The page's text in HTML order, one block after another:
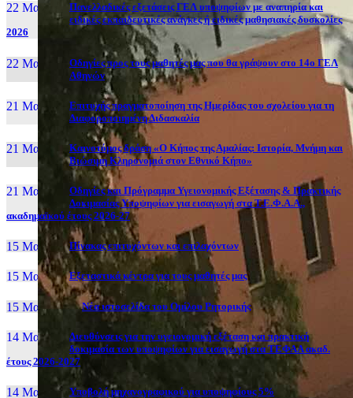
22 Μαι, 26
Πανελλαδικές εξετάσεις ΓΕΛ υποψηφίων με αναπηρία και
ειδικές εκπαιδευτικές ανάγκες ή ειδικές μαθησιακές δυσκολίες
2026
22 Μαι, 26
Οδηγίες προς τους μαθητές μας που θα γράψουν στο 14ο ΓΕΛ
Αθηνών
21 Μαι, 26
Επιτυχής πραγματοποίηση της Ημερίδας του σχολείου για τη
Διαφοροποιημένη Διδασκαλία
21 Μαι, 26
Καινοτόμος δράση «Ο Κήπος της Αμαλίας: Ιστορία, Μνήμη και
Βιώσιμη Κληρονομιά στον Εθνικό Κήπο»
21 Μαι, 26
Οδηγίες και Πρόγραμμα Υγειονομικής Εξέτασης & Πρακτικής
Δοκιμασίας Υποψηφίων για εισαγωγή στα Τ.Ε.Φ.Α.Α.,
ακαδημαϊκού έτους 2026-27
15 Μαι, 26 Πίνακας επιτυχόντων και επιλαχόντων
15 Μαι, 26 Εξεταστικά κέντρα για τους μαθητές μας
15 Μαι, 2026 Νέα ιστοσελίδα του Ομίλου Ρητορικής
14 Μαι, 26
Διευθύνσεις για την υγειονομική εξέταση και πρακτική
δοκιμασία των υποψηφίων για εισαγωγή στα ΤΕΦΑΑ ακαδ.
έτους 2026-2027
14 Μαι, 26 Yποβολή μηχανογραφικού για υποψηφίους 5%